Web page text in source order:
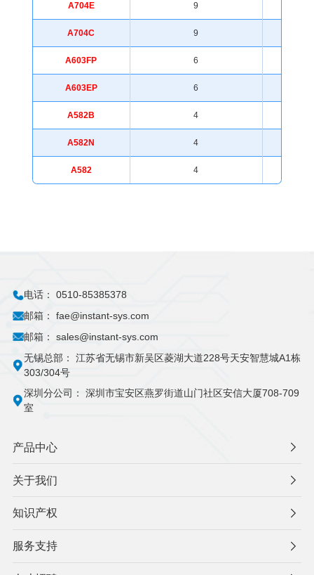
A704E 9
A704C 9
A603FP 6
A603EP 6
A582B 4
A582N 4
A582 4
电话： 0510-85385378
邮箱：
fae@instant-sys.com
邮箱：
sales@instant-sys.com
无锡总部：
江苏省无锡市新吴区菱湖大道228号天安智慧城A1栋
303/304号
深圳分公司：
深圳市宝安区燕罗街道山门社区安信大厦708-709
室
产品中心
关于我们
知识产权
服务支持